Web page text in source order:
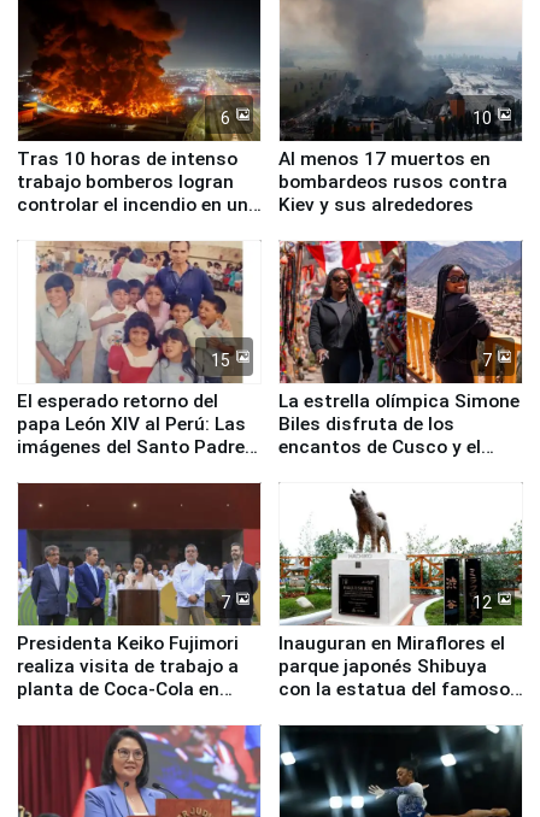
Fenómeno El Niño
6
Tras 10 horas de intenso
trabajo bomberos logran
controlar el incendio en una
de Chile
10
Al menos 17 muertos en
bombardeos rusos contra
Kiev y sus alrededores
15
El esperado retorno del
papa León XIV al Perú: Las
imágenes del Santo Padre
7
La estrella olímpica Simone
Biles disfruta de los
encantos de Cusco y el
7
Presidenta Keiko Fujimori
realiza visita de trabajo a
planta de Coca-Cola en
12
Inauguran en Miraflores el
parque japonés Shibuya
con la estatua del famoso